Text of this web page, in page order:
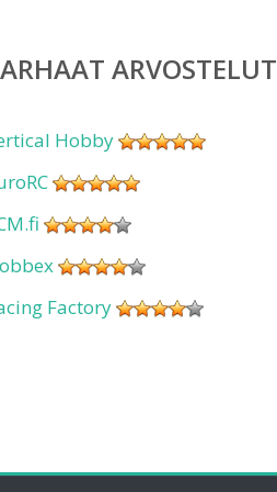
ARVOSTELUT
Hobby
Factory